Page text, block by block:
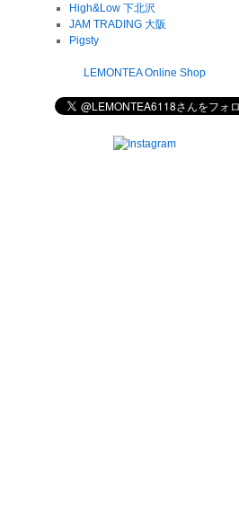
High&Low 下北沢
JAM TRADING 大阪
Pigsty
LEMONTEA Online Shop